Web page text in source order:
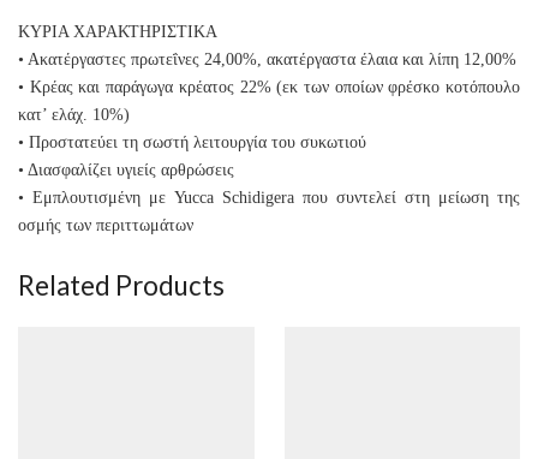
ΚΥΡΙΑ ΧΑΡΑΚΤΗΡΙΣΤΙΚΑ
• Ακατέργαστες πρωτεΐνες 24,00%, ακατέργαστα έλαια και λίπη 12,00%
• Κρέας και παράγωγα κρέατος 22% (εκ των οποίων φρέσκο κοτόπουλο
κατ’ ελάχ. 10%)
• Προστατεύει τη σωστή λειτουργία του συκωτιού
• Διασφαλίζει υγιείς αρθρώσεις
• Εμπλουτισμένη με Yucca Schidigera που συντελεί στη μείωση της
οσμής των περιττωμάτων
Related Products